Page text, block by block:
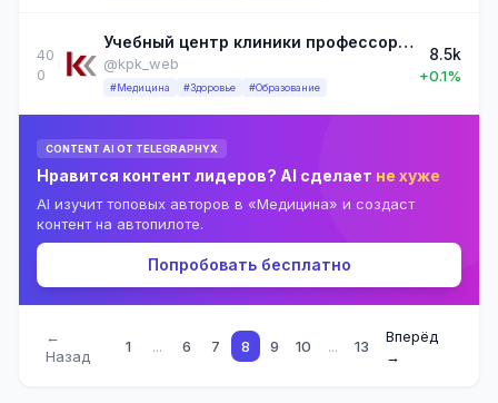
40
0
Учебный центр клиники профессора Калинченко
@kpk_web
#Медицина #Здоровье #Образование
8.5k
+0.1%
CONTENT AI ОТ TELEGRAPHYX
Нравится контент лидеров? AI сделает не хуже
AI изучит топовых авторов в «Медицина» и создаст
контент на автопилоте.
Попробовать бесплатно
←
Назад
1 ... 6 7 8 9 10 ... 13
Вперёд
→